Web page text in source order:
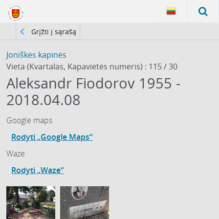
Grįžti į sąrašą
Joniškės kapinės
Vieta (Kvartalas, Kapavietės numeris) : 115 / 30
Aleksandr Fiodorov 1955 -
2018.04.08
Google maps
Rodyti „Google Maps“
Waze
Rodyti „Waze“